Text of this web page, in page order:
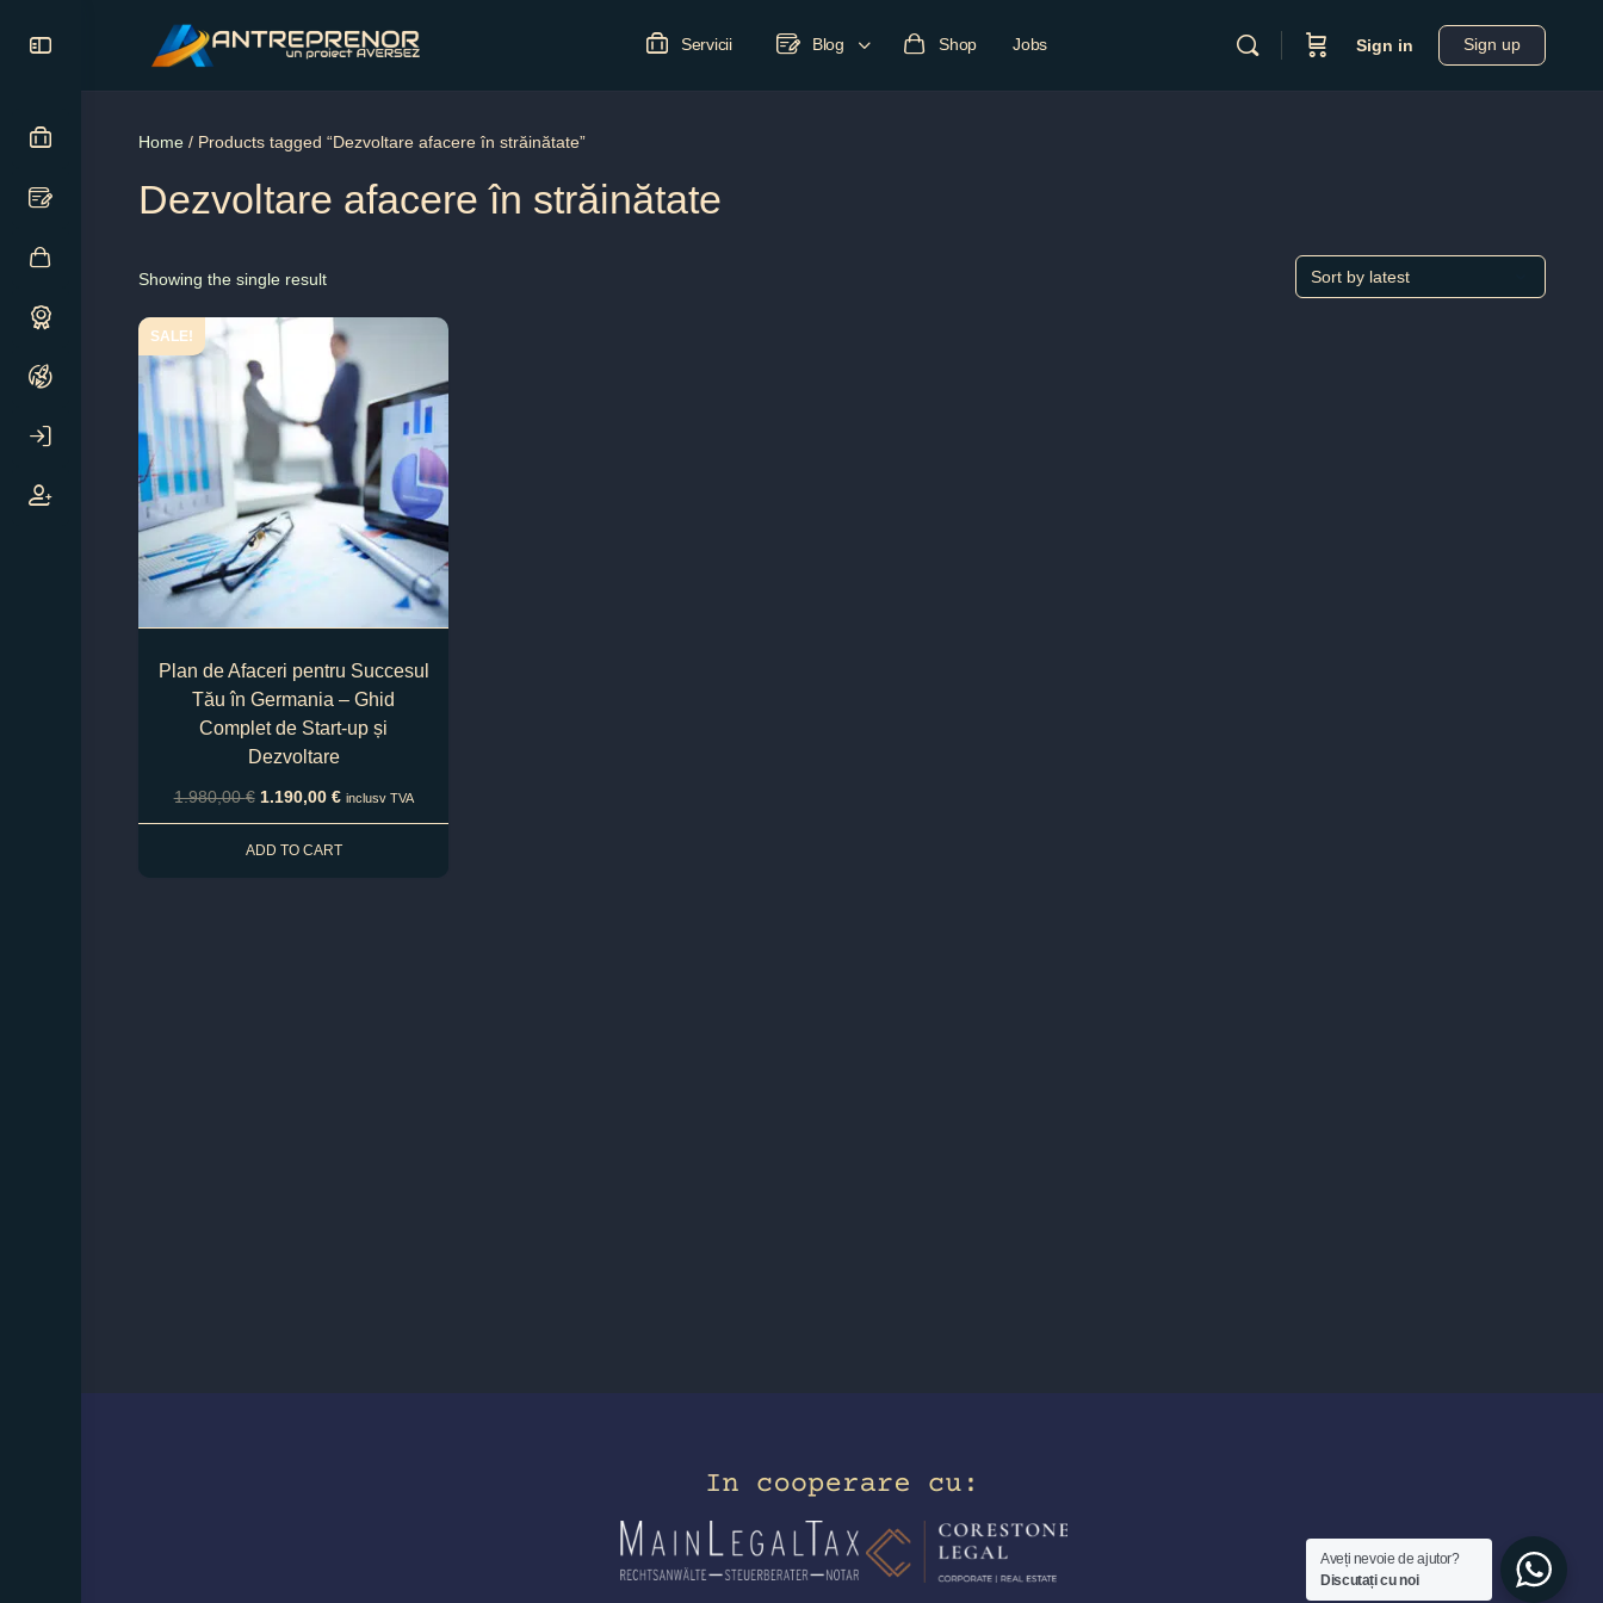
Servicii Blog Shop Jobs Sign in Sign up
Home / Products tagged “Dezvoltare afacere în străinătate”
Dezvoltare afacere în străinătate
Showing the single result
SALE!
Plan de Afaceri pentru Succesul
Tău în Germania – Ghid
Complet de Start-up și
Dezvoltare
1.980,00€ 1.190,00 € inclusv TVA
ADD TO CART
Aveți nevoie de ajutor?
Discutați cu noi